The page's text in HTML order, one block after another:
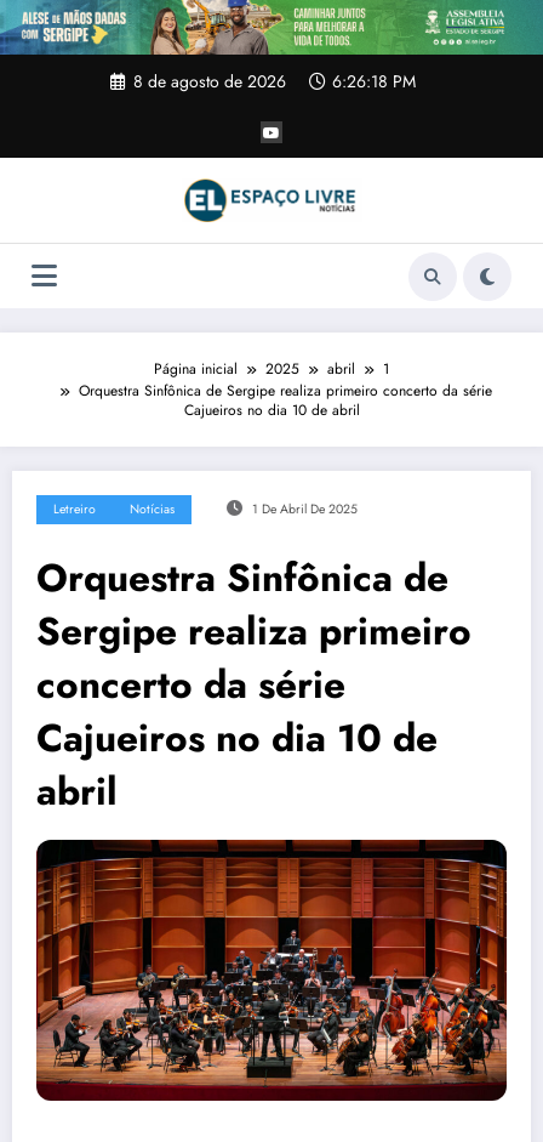
Pular
para
o
8 de agosto de 2026 6:26:19 PM
Página inicial 2025 abril
1
Orquestra Sinfônica de Sergipe realiza primeiro concerto da série
Cajueiros no dia 10 de abril
Letreiro Notícias 1 De Abril De 2025
Orquestra Sinfônica de
Sergipe realiza primeiro
concerto da série
Cajueiros no dia 10 de
abril